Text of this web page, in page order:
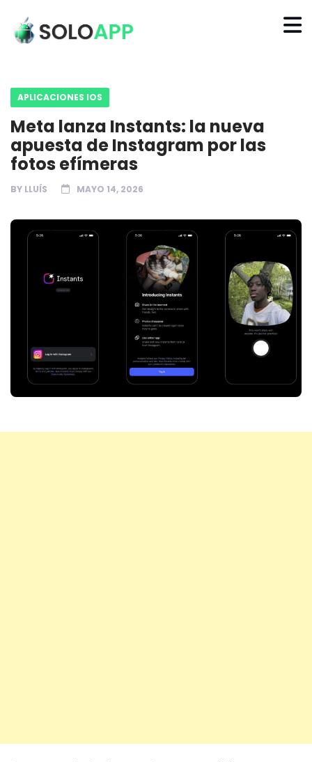
APLICACIONES IOS
Meta lanza Instants: la nueva
apuesta de Instagram por las
fotos efímeras
BY LLUÍS MAYO 14, 2026